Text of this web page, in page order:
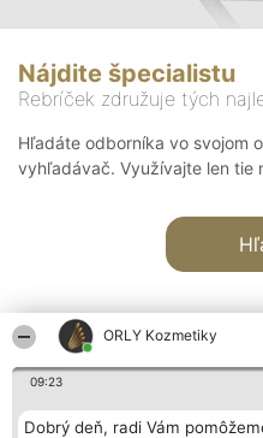
ORLY Kozmetiky
09:23
Dobrý deň, radi Vám
Nájdite špecialistu
Rebríček združuje tých
Hľadáte odborníka vo svojom
vyhľadávač. Využívajte len tie
Organizátor hodnotenia